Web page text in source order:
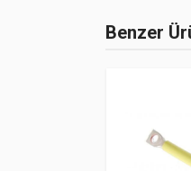
Benzer